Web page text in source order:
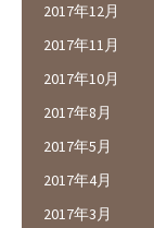
2017年12月
2017年11月
2017年10月
2017年8月
2017年5月
2017年4月
2017年3月